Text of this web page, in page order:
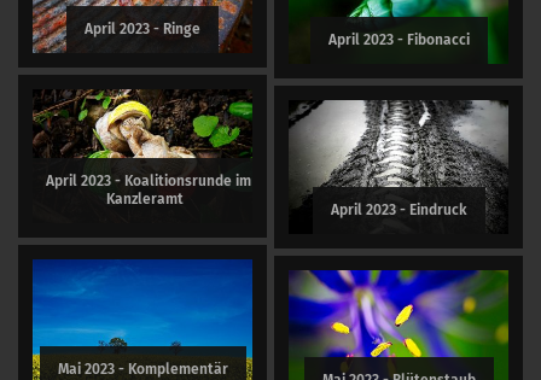
April 2023 - Ringe
April 2023 - Fibonacci
April 2023 - Koalitionsrunde im
Kanzleramt
April 2023 - Eindruck
Mai 2023 - Komplementär